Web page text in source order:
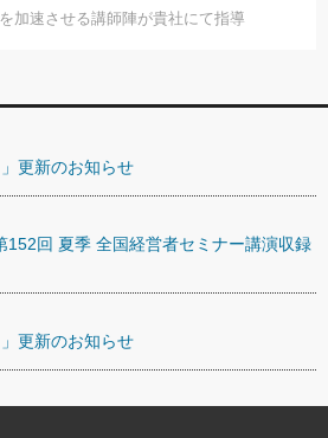
加速させる講師陣が貴社にて指導
更新のお知らせ
152回 夏季 全国経営者セミナー講演収録
更新のお知らせ